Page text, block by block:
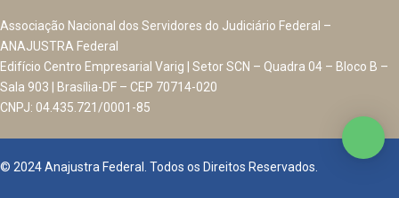
Associação Nacional dos Servidores do Judiciário Federal –
ANAJUSTRA Federal
Edifício Centro Empresarial Varig | Setor SCN – Quadra 04 – Bloco B –
Sala 903 | Brasília-DF – CEP 70714-020
CNPJ: 04.435.721/0001-85
© 2024 Anajustra Federal. Todos os Direitos Reservados.